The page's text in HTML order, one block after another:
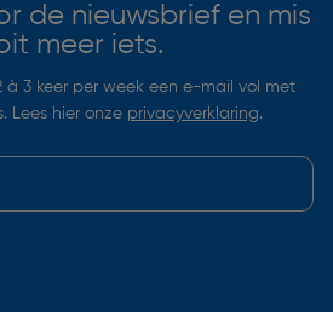
de nieuwsbrief en mis
meer iets.
3 keer per week een e-mail vol met
Lees hier onze privacyverklaring.